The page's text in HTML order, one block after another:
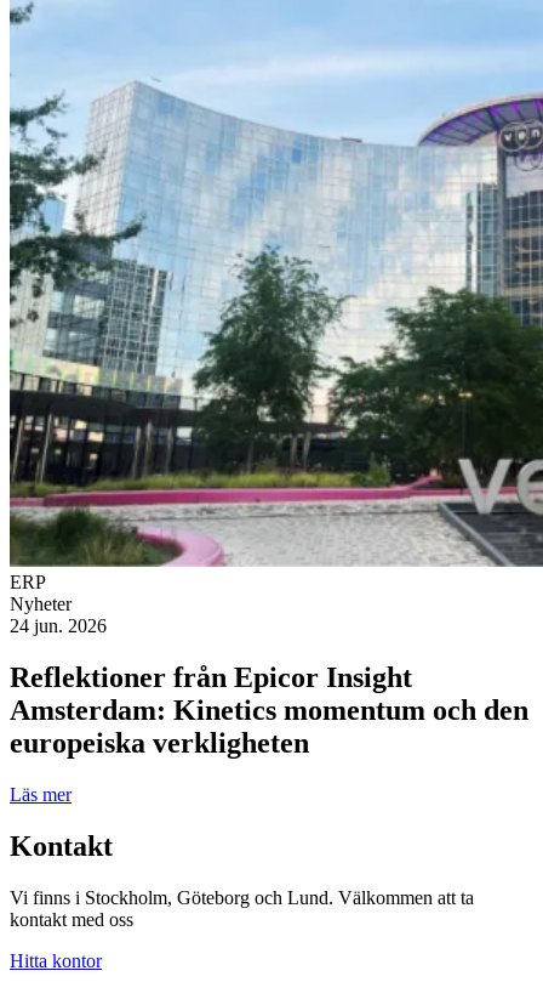
ERP
Nyheter
24 jun. 2026
Reflektioner från Epicor Insight
Amsterdam: Kinetics momentum och den
europeiska verkligheten
Läs mer
Kontakt
Vi finns i Stockholm, Göteborg och Lund. Välkommen att ta
kontakt med oss
Hitta kontor